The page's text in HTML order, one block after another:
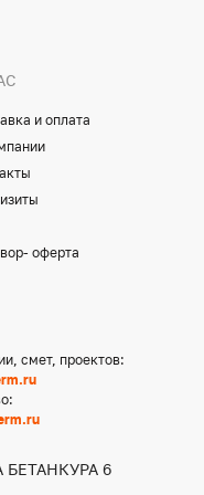
и оплата
оферта
смет, проектов:
6